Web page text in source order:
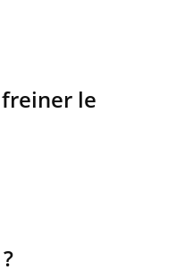
le
Les médicaments GLP-1
protègent-ils aussi les os ?